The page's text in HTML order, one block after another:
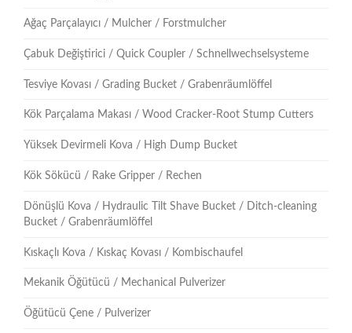
Ağaç Parçalayıcı / Mulcher / Forstmulcher
Çabuk Değiştirici / Quick Coupler / Schnellwechselsysteme
Tesviye Kovası / Grading Bucket / Grabenräumlöffel
Kök Parçalama Makası / Wood Cracker-Root Stump Cutters
Yüksek Devirmeli Kova / High Dump Bucket
Kök Sökücü / Rake Gripper / Rechen
Dönüşlü Kova / Hydraulic Tilt Shave Bucket / Ditch-cleaning
Bucket / Grabenräumlöffel
Kıskaçlı Kova / Kıskaç Kovası / Kombischaufel
Mekanik Öğütücü / Mechanical Pulverizer
Öğütücü Çene / Pulverizer